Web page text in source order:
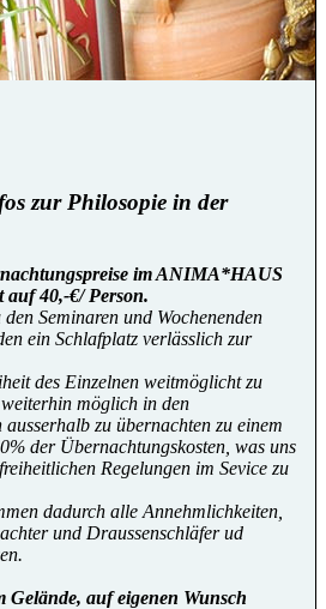
zur Philosopie in der
im ANIMA*HAUS
auf 40,-€/ Person.
Seminaren und Wochenenden
ein Schlafplatz verlässlich zur
des Einzelnen weitmöglicht zu
möglich in den
zu übernachten zu einem
der Übernachtungskosten, was uns
Regelungen im Sevice zu
dadurch alle Annehmlichkeiten,
und Draussenschläfer ud
Gelände, auf eigenen Wunsch